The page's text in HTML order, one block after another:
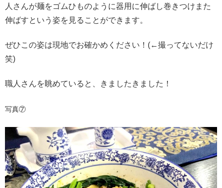
人さんが麺をゴムひものように器用に伸ばし巻きつけまた
伸ばすという姿を見ることができます。
ぜひこの姿は現地でお確かめください！(←撮ってないだけ
笑)
職人さんを眺めていると、きましたきました！
写真⑦